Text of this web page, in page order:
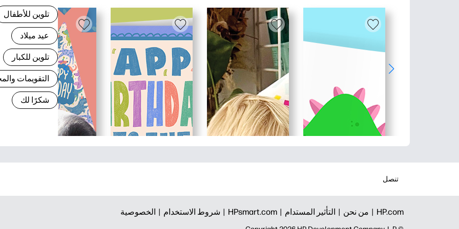
تلوين للأطفال
عيد ميلاد
تلوين للكبار
التقويمات
شكرًا لك
تنصل
HP.com | من نحن | التأثير المستدام | HPsmart.com | شروط الاستخدام | الخصوصية